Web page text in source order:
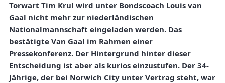
Torwart Tim Krul wird unter Bondscoach Louis van
Gaal nicht mehr zur niederländischen
Nationalmannschaft eingeladen werden. Das
bestätigte Van Gaal im Rahmen einer
Pressekonferenz. Der Hintergrund hinter dieser
Entscheidung ist aber als kurios einzustufen. Der 34-
Jährige, der bei Norwich City unter Vertrag steht, war